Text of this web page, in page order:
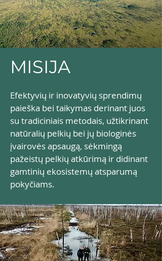
MISIJA
Efektyvių ir inovatyvių sprendimų
paieška bei taikymas derinant juos
su tradiciniais metodais, užtikrinant
natūralių pelkių bei jų biologinės
įvairovės apsaugą, sėkmingą
pažeistų pelkių atkūrimą ir didinant
gamtinių ekosistemų atsparumą
pokyčiams.